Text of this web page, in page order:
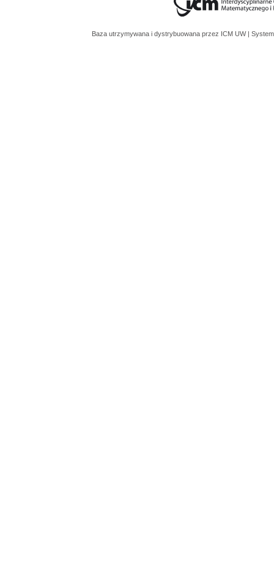
Baza utrzymywana i dystrybuowana przez ICM UW |